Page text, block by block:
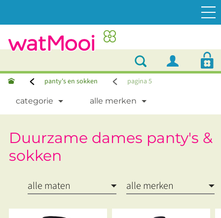
panty's en sokken pagina 5
categorie alle merken
Duurzame dames panty's &
sokken